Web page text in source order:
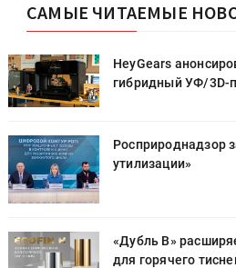
САМЫЕ ЧИТАЕМЫЕ
HeyGears
гибридный УФ/3D-
Росприроднадзор
утилизации»
«Дубль В»
для горячего